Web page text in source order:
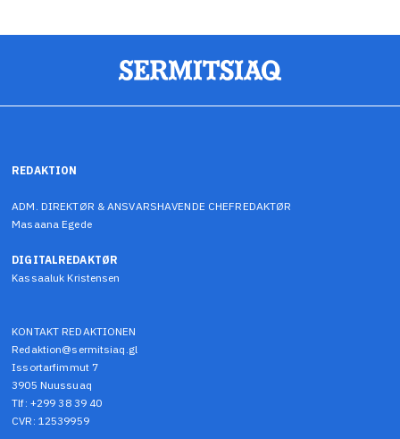
REDAKTION
ADM. DIREKTØR & ANSVARSHAVENDE CHEFREDAKTØR
Masaana Egede
DIGITALREDAKTØR
Kassaaluk Kristensen
KONTAKT REDAKTIONEN
Redaktion@sermitsiaq.gl
Issortarfimmut 7
3905 Nuussuaq
Tlf: +299 38 39 40
CVR: 12539959